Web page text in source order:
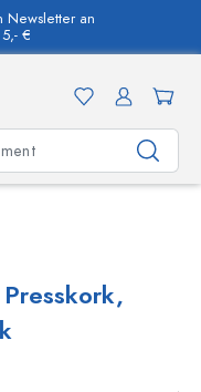
Newsletter an
€